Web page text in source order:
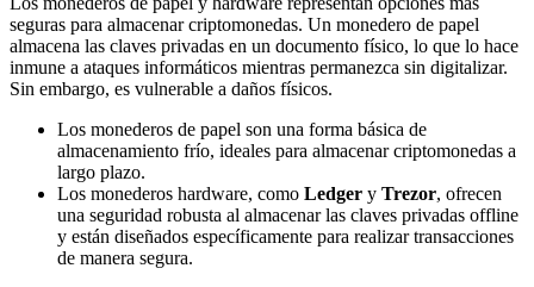
seguras para almacenar criptomonedas. Un monedero de papel
almacena las claves privadas en un documento físico, lo que lo hace
inmune a ataques informáticos mientras permanezca sin digitalizar.
Sin embargo, es vulnerable a daños físicos.
Los monederos de papel son una forma básica de
almacenamiento frío, ideales para almacenar criptomonedas a
largo plazo.
Los monederos hardware, como Ledger y Trezor, ofrecen
una seguridad robusta al almacenar las claves privadas offline
y están diseñados específicamente para realizar transacciones
de manera segura.